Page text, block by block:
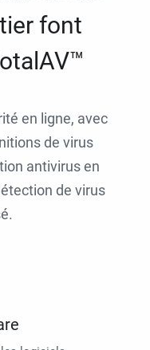
font
en ligne, avec
de virus
antivirus en
de virus